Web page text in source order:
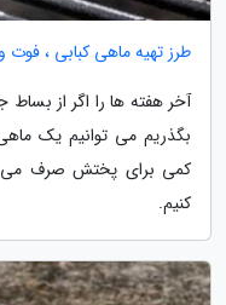
طرز تهیه ماهی کبابی ،
آخر هفته ها را اگر از
بگذریم می توانیم یک
کنیم.